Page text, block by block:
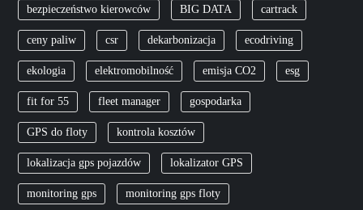
bezpieczeństwo kierowców BIG DATA cartrack
ceny paliw csr dekarbonizacja ecodriving
ekologia elektromobilność emisja CO2 esg
fit for 55 fleet manager gospodarka
GPS do floty kontrola kosztów
lokalizacja gps pojazdów lokalizator GPS
monitoring gps monitoring gps floty